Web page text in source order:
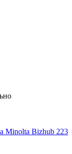
Minolta Bizhub 223